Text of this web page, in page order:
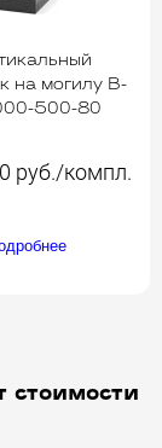
на могилу B-
500-80
руб./компл.
стоимости